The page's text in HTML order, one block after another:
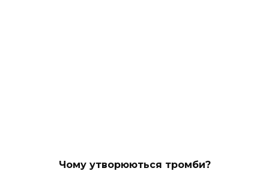
Чому утворюються тромби?